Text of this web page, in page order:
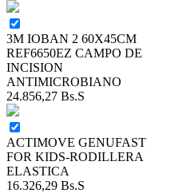
3M IOBAN 2 60X45CM
REF6650EZ CAMPO DE
INCISION
ANTIMICROBIANO
24.856,27 Bs.S
ACTIMOVE GENUFAST
FOR KIDS-RODILLERA
ELASTICA
16.326,29 Bs.S